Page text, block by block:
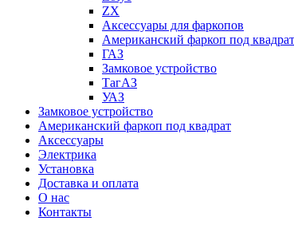
ZX
Аксессуары для фаркопов
Американский фаркоп под квадрат
ГАЗ
Замковое устройство
ТагАЗ
УАЗ
Замковое устройство
Американский фаркоп под квадрат
Аксессуары
Электрика
Установка
Доставка и оплата
О нас
Контакты